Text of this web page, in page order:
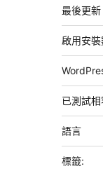
資
料
最後更新
啟用安裝
已測試
語言
標籤: